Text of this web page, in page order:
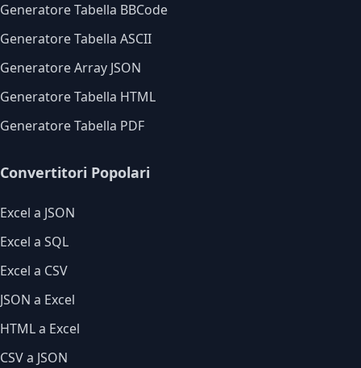
Generatore Tabella BBCode
Generatore Tabella ASCII
Generatore Array JSON
Generatore Tabella HTML
Generatore Tabella PDF
Convertitori Popolari
Excel a JSON
Excel a SQL
Excel a CSV
JSON a Excel
HTML a Excel
CSV a JSON